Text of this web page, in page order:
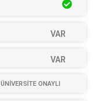
VAR
VAR
ÜNİVERSİTE ONAYLI